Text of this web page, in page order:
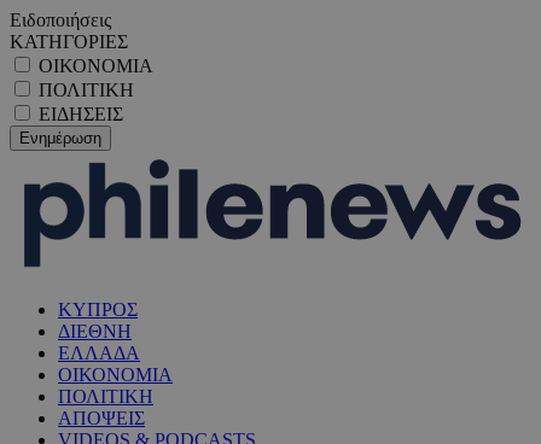
Ειδοποιήσεις
ΚΑΤΗΓΟΡΙΕΣ
ΟΙΚΟΝΟΜΙΑ
ΠΟΛΙΤΙΚΗ
ΕΙΔΗΣΕΙΣ
ΚΥΠΡΟΣ
ΔΙΕΘΝΗ
ΕΛΛΑΔΑ
ΟΙΚΟΝΟΜΙΑ
ΠΟΛΙΤΙΚΗ
ΑΠΟΨΕΙΣ